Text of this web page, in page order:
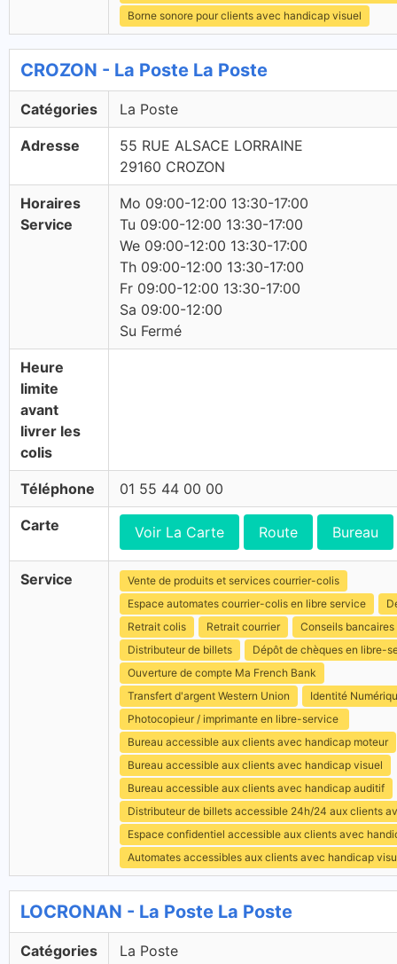
Borne sonore pour clients avec handicap visuel
CROZON - La Poste La Poste
Catégories La Poste
Adresse
55 RUE ALSACE LORRAINE
29160 CROZON
Horaires
Service
Mo 09:00-12:00 13:30-17:00
Tu 09:00-12:00 13:30-17:00
We 09:00-12:00 13:30-17:00
Th 09:00-12:00 13:30-17:00
Fr 09:00-12:00 13:30-17:00
Sa 09:00-12:00
Su Fermé
Heure
limite
avant
livrer les
colis
Téléphone 01 55 44 00 00
Carte Voir La Carte Route Bureau
Service
Vente de produits et services courrier-colis
Espace automates courrier-colis en libre service
Retrait colis
Retrait courrier
Conseils bancaires
Distributeur de billets
Dépôt de chèques en libre-
Ouverture de compte Ma French Bank
Transfert d'argent Western Union
Identité
Photocopieur / imprimante en libre-service
Bureau accessible aux clients avec handicap moteur
Bureau accessible aux clients avec handicap visuel
Bureau accessible aux clients avec handicap auditif
Distributeur de billets accessible 24h/24 aux clients
Espace confidentiel accessible aux clients avec
Automates accessibles aux clients avec handicap
LOCRONAN - La Poste La Poste
Catégories La Poste